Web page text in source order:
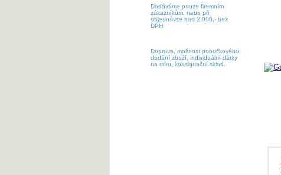
Dodáváme pouze firemním
zákazníkům, nebo při
objednávce nad 2.000,- bez
DPH
Doprava, možnost pobočkového
dodání zboží, individuální dárky
na míru, konsignační sklad.